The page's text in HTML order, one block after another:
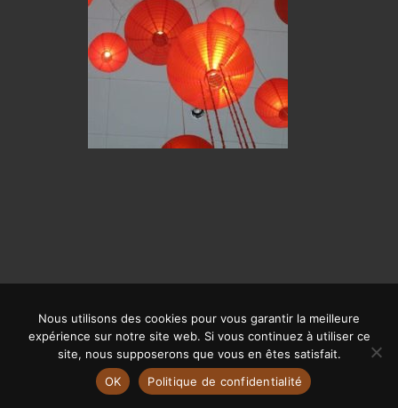
© CALYPSO 2019 | SITE RÉALISÉ PAR OFFPIX COMMUNICATION
MENTIONS LÉGALES
Nous utilisons des cookies pour vous garantir la meilleure
expérience sur notre site web. Si vous continuez à utiliser ce
site, nous supposerons que vous en êtes satisfait.
OK
Politique de confidentialité